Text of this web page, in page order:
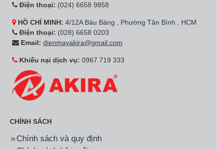
Điện thoại: (024) 6658 9858
HỒ CHÍ MINH: 4/12A Bàu Bàng , Phường Tân Bình , HCM
Điện thoại: (028) 6658 0203
Email: dienmayakira@gmail.com
Khiếu nại dịch vụ: 0967 719 333
CHÍNH SÁCH
Chính sách và quy định